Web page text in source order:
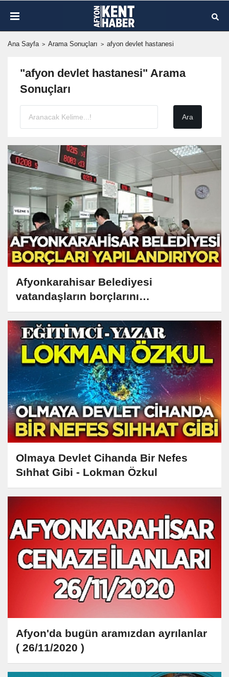
Ana Sayfa Arama Sonuçları afyon devlet hastanesi
"afyon devlet hastanesi" Arama
Sonuçları
Afyonkarahisar Belediyesi
vatandaşların borçlarını
yapılandırıyor
Olmaya Devlet Cihanda Bir Nefes
Sıhhat Gibi - Lokman Özkul
Afyon'da bugün aramızdan ayrılanlar
( 26/11/2020 )